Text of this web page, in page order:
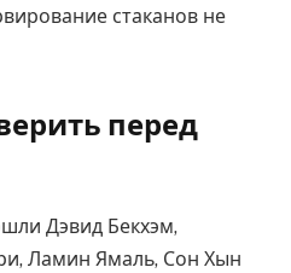
стаканов не
перед
Дэвид Бекхэм,
Ламин Ямаль, Сон Хын